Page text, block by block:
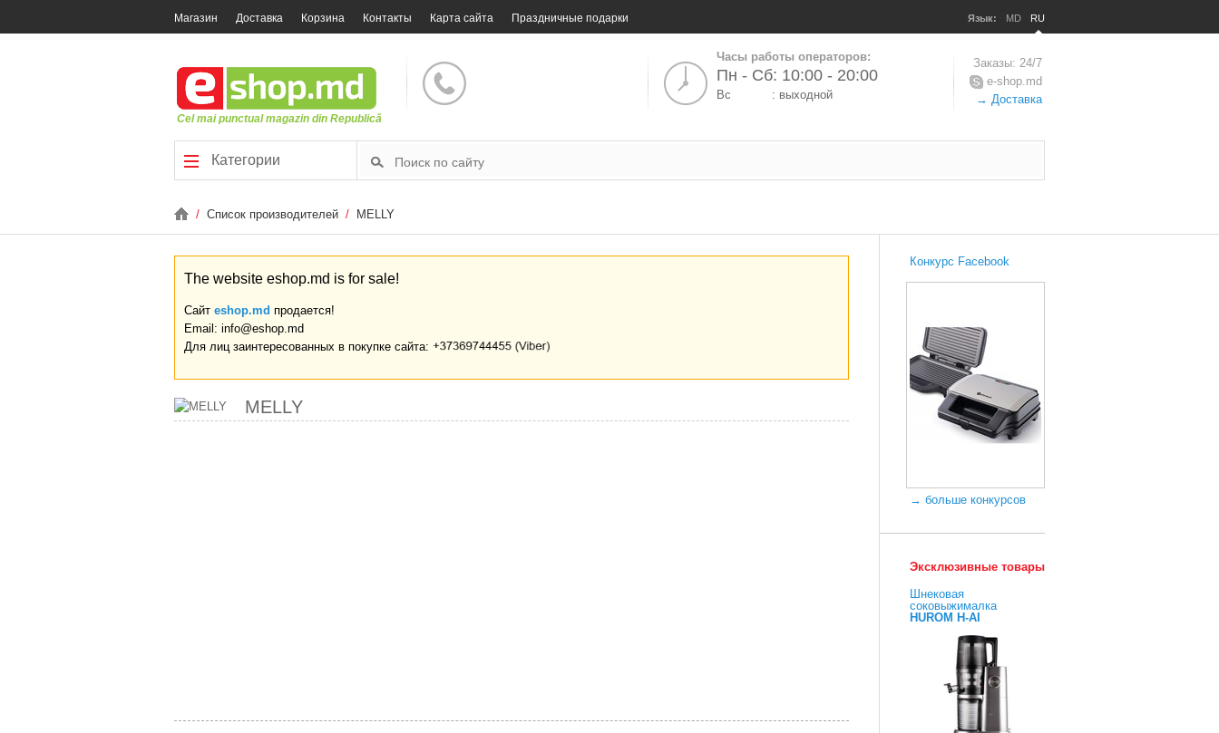
Магазин Доставка Корзина Контакты Карта сайта Праздничные подарки Язык: MD RU
Cel mai punctual magazin din Republică
Часы работы операторов:
Пн - Сб: 10:00 - 20:00
Вс : выходной
Заказы: 24/7
e-shop.md
→ Доставка
Категории
/ Список производителей / MELLY
The website eshop.md is for sale!
Сайт eshop.md продается!
Email: info@eshop.md
Для лиц заинтересованных в покупке сайта:
MELLY
Конкурс Facebook
→ больше конкурсов
Эксклюзивные товары
Шнековая
соковыжималка
HUROM H-AI